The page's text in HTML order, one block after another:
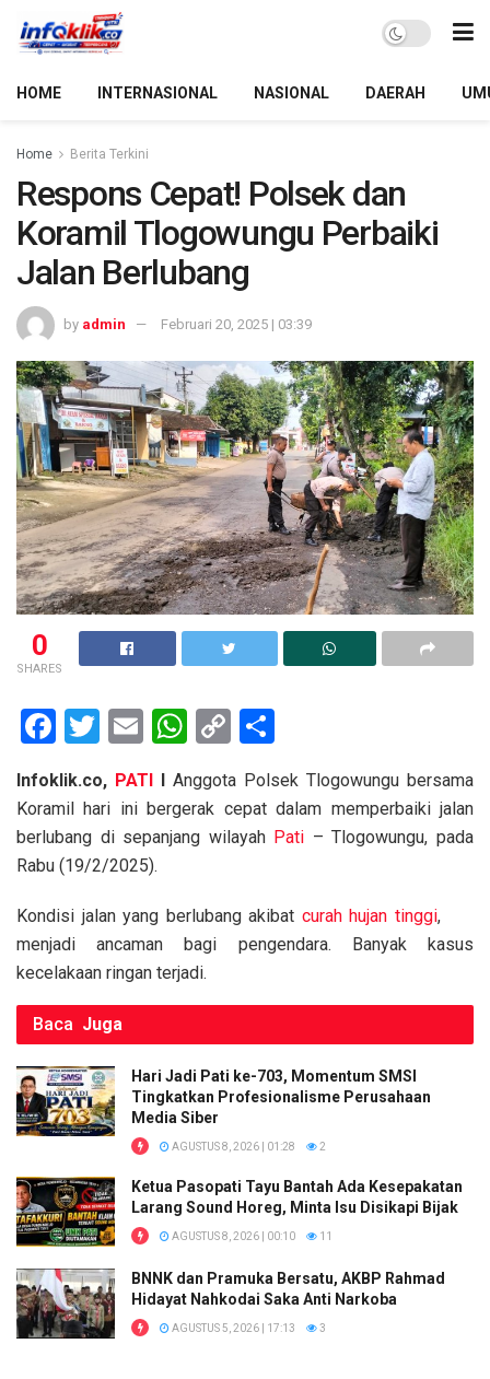
HOME INTERNASIONAL NASIONAL DAERAH
Home Berita Terkini
Respons Cepat! Polsek dan
Koramil Tlogowungu Perbaiki
Jalan Berlubang
by admin Februari 20, 2025 | 03:39
0
SHARES
F
ce
b
o
o
k
T
tt
er
E
ail
W
at
s
p
p
C
py
Li
k
ar
e
Infoklik.co, PATI I Anggota Polsek Tlogowungu bersama
Koramil hari ini bergerak cepat dalam memperbaiki jalan
berlubang di sepanjang wilayah Pati – Tlogowungu, pada
Rabu (19/2/2025).
Kondisi jalan yang berlubang akibat curah hujan tinggi,
menjadi ancaman bagi pengendara. Banyak kasus
kecelakaan ringan terjadi.
Baca Juga
Hari Jadi Pati ke-703, Momentum SMSI
Tingkatkan Profesionalisme Perusahaan
Media Siber
AGUSTUS 8, 2026 | 01:28 2
Ketua Pasopati Tayu Bantah Ada Kesepakatan
Larang Sound Horeg, Minta Isu Disikapi Bijak
AGUSTUS 8, 2026 | 00:10 11
BNNK dan Pramuka Bersatu, AKBP Rahmad
Hidayat Nahkodai Saka Anti Narkoba
AGUSTUS 5, 2026 | 17:13 3